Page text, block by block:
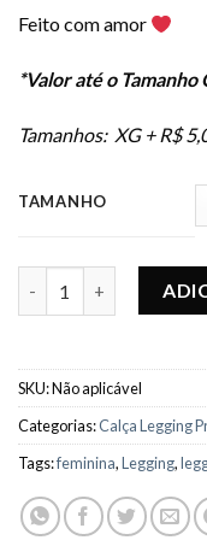
Feito com amor
*Valor até o Tamanho
Tamanhos: XG + R$
TAMANHO
Calça Legging Lisa -
SKU:Não aplicável
Categorias:Calça Legging
Tags:feminina,Legging,